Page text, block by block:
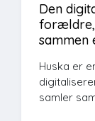
Den
forældre,
sammen
Huska er
samler